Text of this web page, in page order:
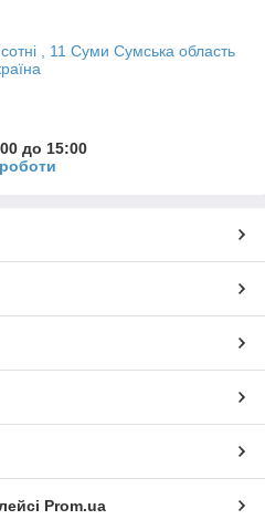
, 11 Суми Сумська область
до 15:00
Prom.ua